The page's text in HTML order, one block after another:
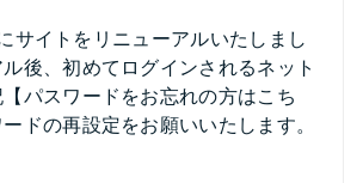
サイトをリニューアルいたしまし
後、初めてログインされるネット
パスワードをお忘れの方はこち
ドの再設定をお願いいたします。